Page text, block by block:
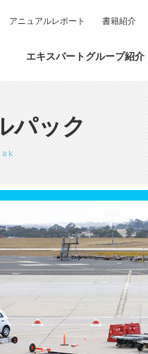
エキスパートグループ紹介
アニュアルレポート 書籍紹介
パック